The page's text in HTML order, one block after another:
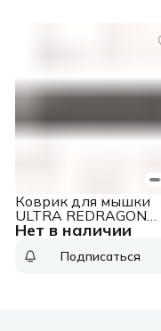
Нет в наличии
Коврик для мышки
ULTRA REDRAGON
50561 DEFENDER
Подписаться